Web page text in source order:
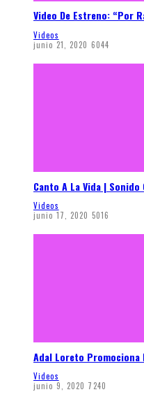
Video De Estreno: “Por
Videos
junio 21, 2020 6044
Canto A La Vida |
Videos
junio 17, 2020 5016
Adal Loreto Promociona
Videos
junio 9, 2020 7240